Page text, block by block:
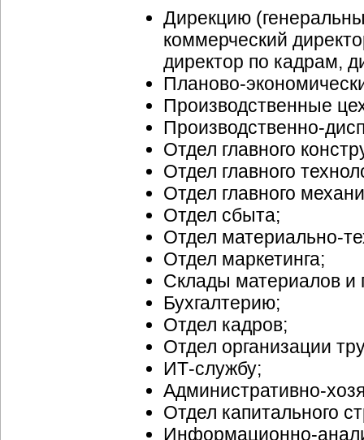
Дирекцию
коммерческий
директор по кадрам,
Планово-
Производственные
Производственно-
Отдел главного
Отдел главного
Отдел главного
Отдел сбыта;
Отдел материально-
Отдел маркетинга;
Склады материалов и
Бухгалтерию;
Отдел кадров;
Отдел организации
ИТ-службу;
Административно-
Отдел капитального
Информационно-